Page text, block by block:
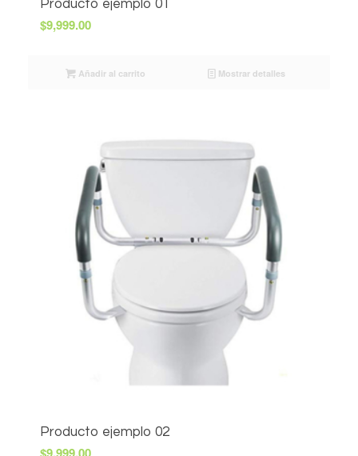
Producto ejemplo 01
$9,999.00
Añadir al carrito Mostrar detalles
Producto ejemplo 02